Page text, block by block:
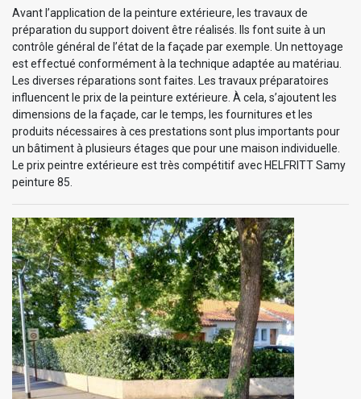
Avant l’application de la peinture extérieure, les travaux de
préparation du support doivent être réalisés. Ils font suite à un
contrôle général de l’état de la façade par exemple. Un nettoyage
est effectué conformément à la technique adaptée au matériau.
Les diverses réparations sont faites. Les travaux préparatoires
influencent le prix de la peinture extérieure. À cela, s’ajoutent les
dimensions de la façade, car le temps, les fournitures et les
produits nécessaires à ces prestations sont plus importants pour
un bâtiment à plusieurs étages que pour une maison individuelle.
Le prix peintre extérieure est très compétitif avec HELFRITT Samy
peinture 85.